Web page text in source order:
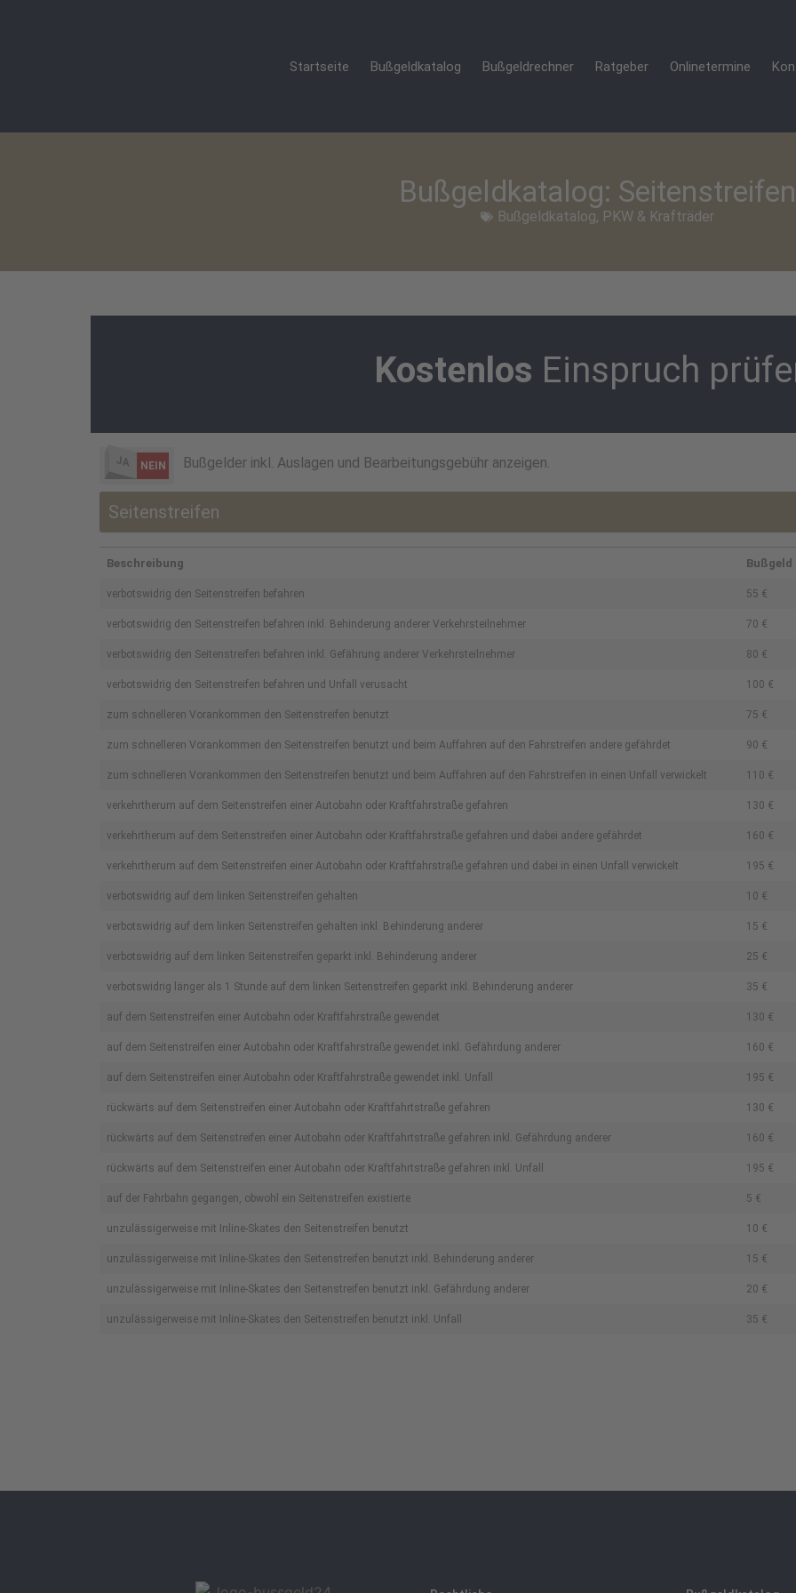
Startseite Bußgeldkatalog Bußgeldrechner Ratgeber Onlinetermine
Bußgeldkatalog: Seitenstreifen
Bußgeldkatalog, PKW & Krafträder
Kostenlos Einspruch
JA NEIN Bußgelder inkl. Auslagen und Bearbeitungsgebühr anzeigen.
Seitenstreifen
Beschreibung Bußgeld
verbotswidrig den Seitenstreifen befahren 55 €
verbotswidrig den Seitenstreifen befahren inkl. Behinderung anderer Verkehrsteilnehmer 70 €
verbotswidrig den Seitenstreifen befahren inkl. Gefährung anderer Verkehrsteilnehmer 80 €
verbotswidrig den Seitenstreifen befahren und Unfall verusacht 100 €
zum schnelleren Vorankommen den Seitenstreifen benutzt 75 €
zum schnelleren Vorankommen den Seitenstreifen benutzt und beim Auffahren auf den Fahrstreifen andere gefährdet 90 €
zum schnelleren Vorankommen den Seitenstreifen benutzt und beim Auffahren auf den Fahrstreifen in einen Unfall verwickelt 110 €
verkehrtherum auf dem Seitenstreifen einer Autobahn oder Kraftfahrstraße gefahren 130 €
verkehrtherum auf dem Seitenstreifen einer Autobahn oder Kraftfahrstraße gefahren und dabei andere gefährdet 160 €
verkehrtherum auf dem Seitenstreifen einer Autobahn oder Kraftfahrstraße gefahren und dabei in einen Unfall verwickelt 195 €
verbotswidrig auf dem linken Seitenstreifen gehalten 10 €
verbotswidrig auf dem linken Seitenstreifen gehalten inkl. Behinderung anderer 15 €
verbotswidrig auf dem linken Seitenstreifen geparkt inkl. Behinderung anderer 25 €
verbotswidrig länger als 1 Stunde auf dem linken Seitenstreifen geparkt inkl. Behinderung anderer 35 €
auf dem Seitenstreifen einer Autobahn oder Kraftfahrstraße gewendet 130 €
auf dem Seitenstreifen einer Autobahn oder Kraftfahrstraße gewendet inkl. Gefährdung anderer 160 €
auf dem Seitenstreifen einer Autobahn oder Kraftfahrstraße gewendet inkl. Unfall 195 €
rückwärts auf dem Seitenstreifen einer Autobahn oder Kraftfahrtstraße gefahren 130 €
rückwärts auf dem Seitenstreifen einer Autobahn oder Kraftfahrtstraße gefahren inkl. Gefährdung anderer 160 €
rückwärts auf dem Seitenstreifen einer Autobahn oder Kraftfahrtstraße gefahren inkl. Unfall 195 €
auf der Fahrbahn gegangen, obwohl ein Seitenstreifen existierte 5 €
unzulässigerweise mit Inline-Skates den Seitenstreifen benutzt 10 €
unzulässigerweise mit Inline-Skates den Seitenstreifen benutzt inkl. Behinderung anderer 15 €
unzulässigerweise mit Inline-Skates den Seitenstreifen benutzt inkl. Gefährdung anderer 20 €
unzulässigerweise mit Inline-Skates den Seitenstreifen benutzt inkl. Unfall 35 €